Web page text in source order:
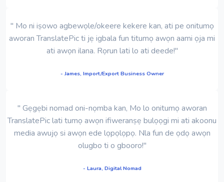
" Mo ni iṣowo agbewọle/okeere kekere kan, ati pe onitumọ
aworan TranslatePic ti jẹ igbala fun titumọ awọn aami ọja mi
ati awọn ilana. Rọrun lati lo ati deede!"
- James, Import/Export Business Owner
" Gẹgẹbi nomad oni-nọmba kan, Mo lo onitumọ aworan
TranslatePic lati tumọ awọn ifiweranṣẹ bulọọgi mi ati akoonu
media awujọ si awọn ede lọpọlọpọ. Nla fun de ọdọ awọn
olugbo ti o gbooro!"
- Laura, Digital Nomad